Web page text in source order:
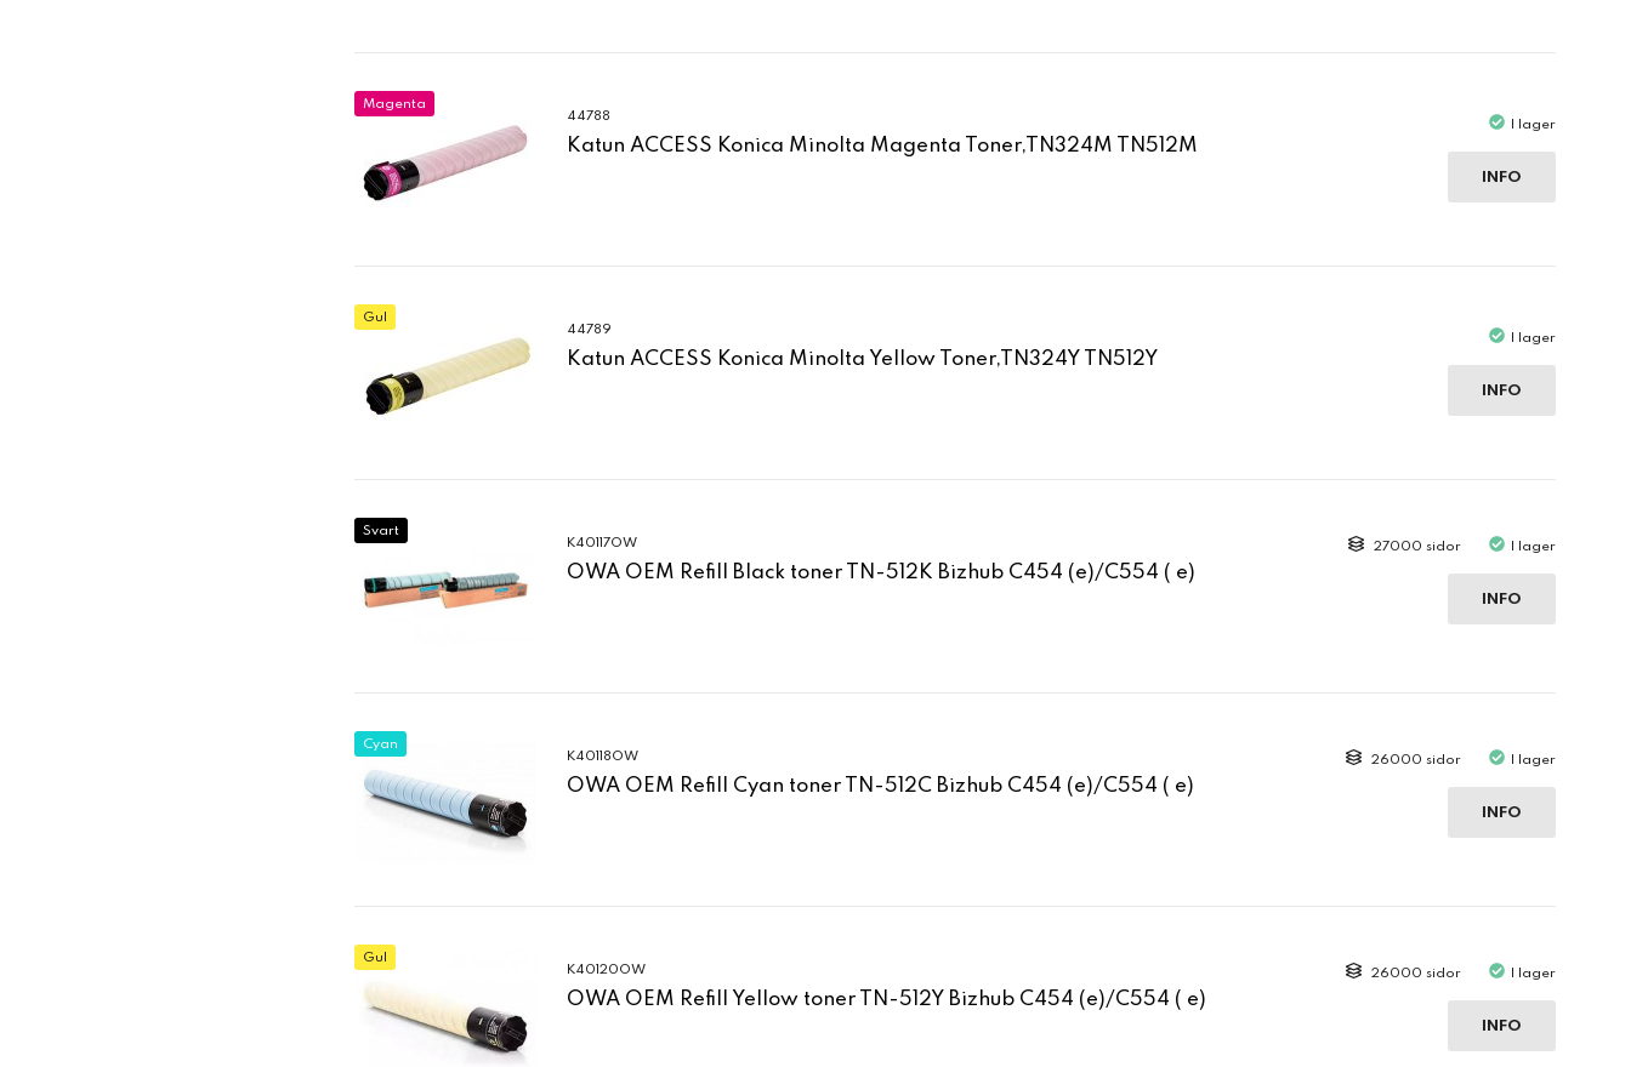
Magenta
44788
Katun ACCESS Konica Minolta Magenta Toner,TN324M TN512M
I lager
INFO
Gul
44789
Katun ACCESS Konica Minolta Yellow Toner,TN324Y TN512Y
I lager
INFO
Svart
K40117OW
OWA OEM Refill Black toner TN-512K Bizhub C454 (e)/C554 ( e)
27000 sidor I lager
INFO
Cyan
K40118OW
OWA OEM Refill Cyan toner TN-512C Bizhub C454 (e)/C554 ( e)
26000 sidor I lager
INFO
Gul
K40120OW
OWA OEM Refill Yellow toner TN-512Y Bizhub C454 (e)/C554 ( e)
26000 sidor I lager
INFO